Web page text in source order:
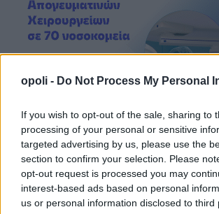
opoli - Do Not Process My Personal
If you wish to opt-out of the sale, sharing to
processing of your personal or sensitive
targeted advertising by us, please use the
section to confirm your selection. Please
opt-out request is processed you may
interest-based ads based on personal
us or personal information disclosed to third